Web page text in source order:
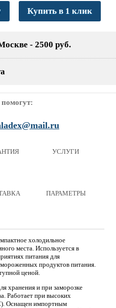
Купить в 1 клик
- 2500 руб.
УСЛУГИ
ПАРАМЕТРЫ
холодильное
места. Используется в
питания для
продуктов питания.
ценой.
хранения и при заморозке
Работает при высоких
Оснащен импортным